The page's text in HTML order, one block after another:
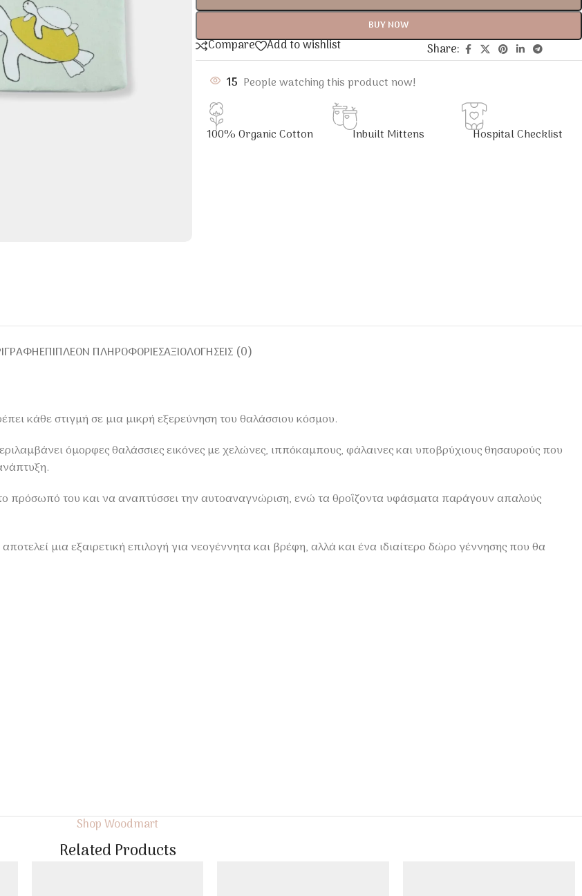
BUY NOW
Compare Add to wishlist
Share:
15 People watching this product now!
100% Organic Cotton Inbuilt Mittens Hospital Checklist
ΕΠΙΠΛΈΟΝ ΠΛΗΡΟΦΟΡΊΕΣΑΞΙΟΛΟΓΉΣΕΙΣ (0)
κάθε στιγμή σε μια μικρή εξερεύνηση του θαλάσσιου κόσμου.
όμορφες θαλάσσιες εικόνες με χελώνες, ιππόκαμπους, φάλαινες και υποβρύχιους θησαυρούς που
πρόσωπό του και να αναπτύσσει την αυτοαναγνώριση, ενώ τα θροΐζοντα υφάσματα παράγουν απαλούς
μια εξαιρετική επιλογή για νεογέννητα και βρέφη, αλλά και ένα ιδιαίτερο δώρο γέννησης που θα
Shop Woodmart
Related Products